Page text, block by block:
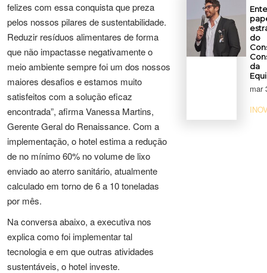
felizes com essa conquista que preza
pelos nossos pilares de sustentabilidade.
Reduzir resíduos alimentares de forma
que não impactasse negativamente o
meio ambiente sempre foi um dos nossos
maiores desafios e estamos muito
satisfeitos com a solução eficaz
encontrada”, afirma Vanessa Martins,
Gerente Geral do Renaissance. Com a
implementação, o hotel estima a redução
de no mínimo 60% no volume de lixo
enviado ao aterro sanitário, atualmente
calculado em torno de 6 a 10 toneladas
por mês.
Na conversa abaixo, a executiva nos
explica como foi implementar tal
tecnologia e em que outras atividades
sustentáveis, o hotel investe.
do
da
mar